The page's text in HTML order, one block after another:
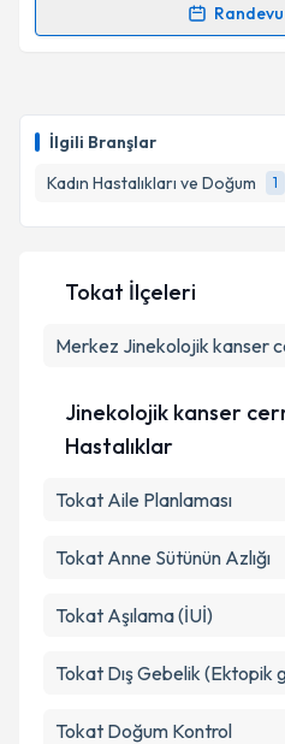
İlgili Branşlar
Kadın Hastalıkları ve Doğum
1
Kişisel verilerimin
Metni'ni okudum ve
Randevu Takvimi
takvim hazırlandığında
Metni'ni okudum ve
Tokat İlçeleri
Merkez Jinekolojik kanser
Jinekolojik kanser
Hastalıklar
Tokat Aile Planlaması
Tokat Anne Sütünün Azlığı
Tokat Aşılama (İUİ)
Tokat Dış Gebelik (Ektopik
Tokat Doğum Kontrol